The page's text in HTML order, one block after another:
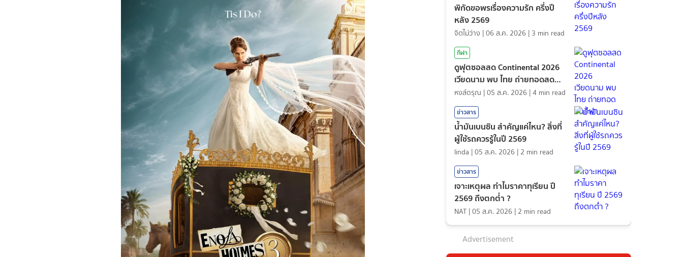
พิกัดขอพรเรื่องความรัก ครึ่งปี
หลัง 2569
จิตไม่ว่าง |06 ส.ค. 2026 | 3 min read
กีฬา
ดูฟุตซอลสด Continental 2026
เวียดนาม พบ ไทย ถ่ายทอดสด
กีฬา
หงส์ดรุณ |05 ส.ค. 2026 |4 min read
ข่าวสาร
น้ำมันเบนซิน สำคัญแค่ไหน? สิ่งที่
ผู้ใช้รถควรรู้ในปี 2569
linda |05 ส.ค. 2026 | 2 min read
ข่าวสาร
เจาะเหตุผล ทำไมราคาทุเรียน ปี
2569 ถึงตกต่ำ ?
NAT |05 ส.ค. 2026 | 2 min read
Advertisement